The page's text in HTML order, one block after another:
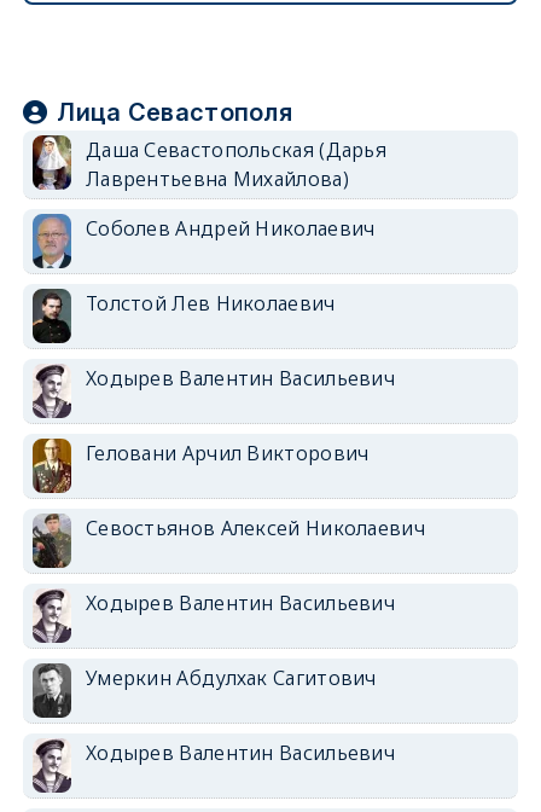
Лица Севастополя
Даша Севастопольская (Дарья
Лаврентьевна Михайлова)
Соболев Андрей Николаевич
Толстой Лев Николаевич
Ходырев Валентин Васильевич
Геловани Арчил Викторович
Севостьянов Алексей Николаевич
Ходырев Валентин Васильевич
Умеркин Абдулхак Сагитович
Ходырев Валентин Васильевич